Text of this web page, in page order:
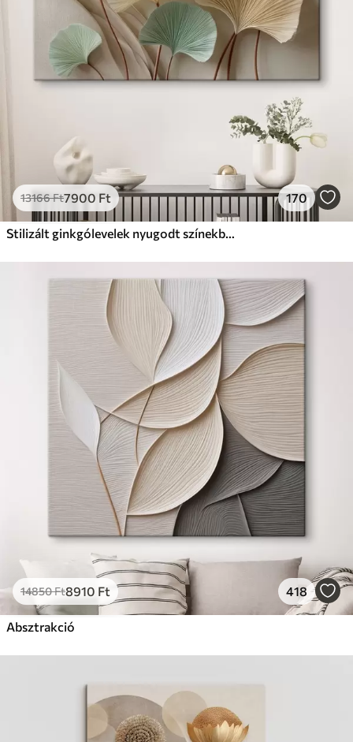
Ft
Élénk, gazdag színek
Fakulásálló
✓Biztonságos, szagtalan tinta
Eco-Prémium
Tól24810Ft
✓Élénk, gazdag színek
✓Fakulásálló
Környezetbarát anyag
13166Ft7900 Ft 170
Stilizált ginkgólevelek nyugodt színekben
14850Ft8910 Ft 418
Absztrakció